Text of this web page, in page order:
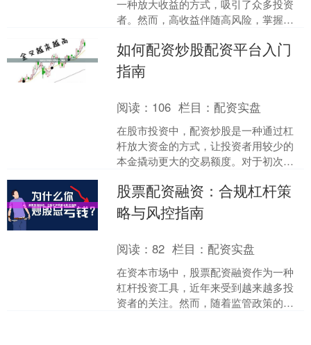
一种放大收益的方式，吸引了众多投资
者。然而，高收益伴随高风险，掌握正
文将为您提供实用的杠杆炒....
如何配资炒股配资平台入门
指南
阅读： 106 栏目：配资实盘
在股市投资中，配资炒股是一种通过杠
杆放大资金的方式，让投资者用较少的
本金撬动更大的交易额度。对于初次接
基本规则和操作流程至关重....
股票配资融资：合规杠杆策
略与风控指南
阅读：82 栏目：配资实盘
在资本市场中，股票配资融资作为一种
杠杆投资工具，近年来受到越来越多投
资者的关注。然而，随着监管政策的持